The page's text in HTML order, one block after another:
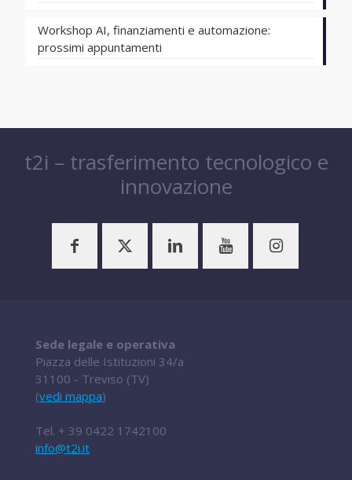
Workshop AI, finanziamenti e automazione:
prossimi appuntamenti
t2i – trasferimento tecnologico e
innovazione
Sede legale e operativa
Piazza delle Istituzioni 34/a
31100 - Treviso (TV)
(vedi mappa)
Tel. + 39 0422 1742100
info@t2i.it